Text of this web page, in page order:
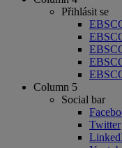
Přihlásit se
Column 5
Social bar
Twitter